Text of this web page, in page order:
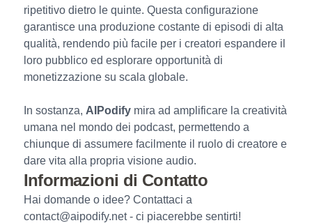
ripetitivo dietro le quinte. Questa configurazione
garantisce una produzione costante di episodi di alta
qualità, rendendo più facile per i creatori espandere il
loro pubblico ed esplorare opportunità di
monetizzazione su scala globale.
In sostanza, AIPodifymira ad amplificare la creatività
umana nel mondo dei podcast, permettendo a
chiunque di assumere facilmente il ruolo di creatore e
dare vita alla propria visione audio.
Informazioni di Contatto
Hai domande o idee? Contattaci a
contact@aipodify.net - ci piacerebbe sentirti!